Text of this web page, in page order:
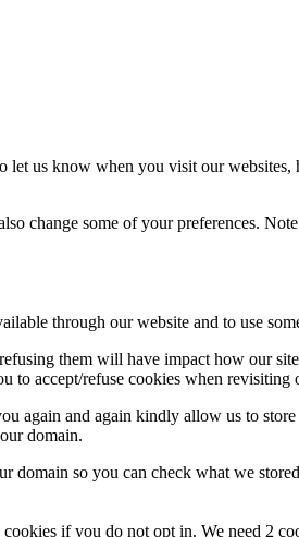
let us know when you visit our
change some of your preferences.
through our website and to use
them will have impact how our
accept/refuse cookies when revisiting
again and again kindly allow us to
domain.
so you can check what we
if you do not opt in. We need 2